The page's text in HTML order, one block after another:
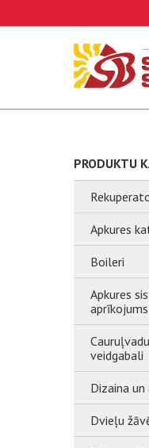
PRODUKTU
Apkures
Boileri
Apkures
aprīkojums
veidgabali
Dizaina
Dvieļu